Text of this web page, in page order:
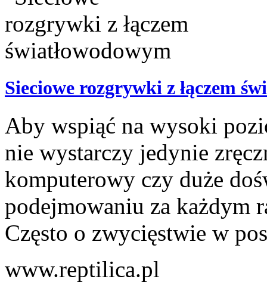
Sieciowe rozgrywki z łączem
Aby wspiąć na wysoki
nie wystarczy jedynie
komputerowy czy duże
podejmowaniu za każdym
Często o zwycięstwie w
www.reptilica.pl